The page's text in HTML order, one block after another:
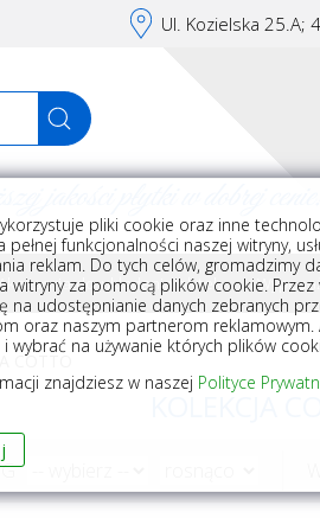
Ul. Kozielska 25.A;
do układania płytek
COTTO
KOLEKCJA
pliki cookie oraz inne
pełnej funkcjonalności naszej witryny,
reklam. Do tych celów, gromadzimy
witryny za pomocą plików cookie. Przez
na udostępnianie danych zebranych
oraz naszym partnerom reklamowym.
i wybrać na używanie których plików
znajdziesz w naszej Polityce